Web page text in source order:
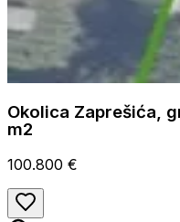
Okolica Zaprešića,
m2
100.800 €